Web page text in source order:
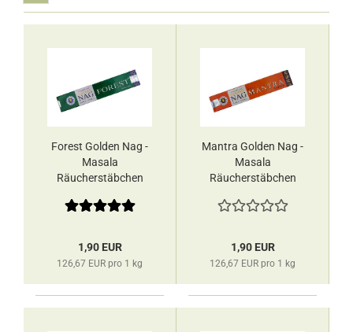
Forest Golden Nag -
Masala
Räucherstäbchen
1,90 EUR
126,67 EUR pro 1 kg
Mantra Golden Nag -
Masala
Räucherstäbchen
1,90 EUR
126,67 EUR pro 1 kg